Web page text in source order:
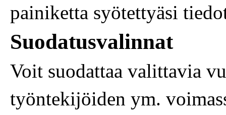
painiketta syötettyäsi
Suodatusvalinnat
Voit suodattaa valittavia
työntekijöiden ym.